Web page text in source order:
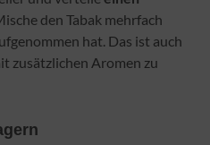
den Tabak mehrfach
hat. Das ist auch
zusätzlichen Aromen zu